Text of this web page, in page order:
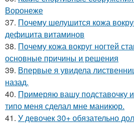
Воронеже
37. Почему шелушится кожа
дефицита витаминов
38. Почему кожа вокруг ногтей
основные причины и решения
39. Впервые я увидела
назад.
40. Примеряю вашу подставочку
типо меня сделал мне маникюр.
41. У девочек 30+ обязательно